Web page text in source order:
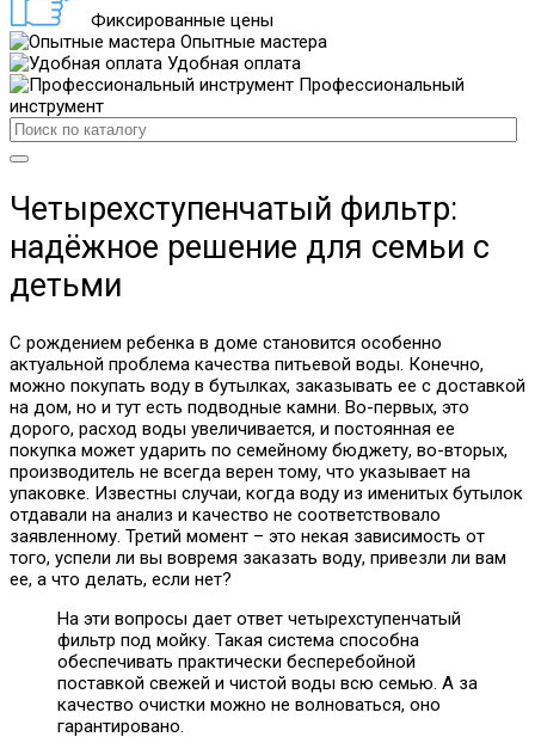
Фиксированные цены
Опытные мастера
Удобная оплата
Профессиональный
инструмент
Четырехступенчатый фильтр:
надёжное решение для семьи с
детьми
С рождением ребенка в доме становится особенно
актуальной проблема качества питьевой воды. Конечно,
можно покупать воду в бутылках, заказывать ее с доставкой
на дом, но и тут есть подводные камни. Во-первых, это
дорого, расход воды увеличивается, и постоянная ее
покупка может ударить по семейному бюджету, во-вторых,
производитель не всегда верен тому, что указывает на
упаковке. Известны случаи, когда воду из именитых бутылок
отдавали на анализ и качество не соответствовало
заявленному. Третий момент – это некая зависимость от
того, успели ли вы вовремя заказать воду, привезли ли вам
ее, а что делать, если нет?
На эти вопросы дает ответ четырехступенчатый
фильтр под мойку. Такая система способна
обеспечивать практически бесперебойной
поставкой свежей и чистой воды всю семью. А за
качество очистки можно не волноваться, оно
гарантировано.